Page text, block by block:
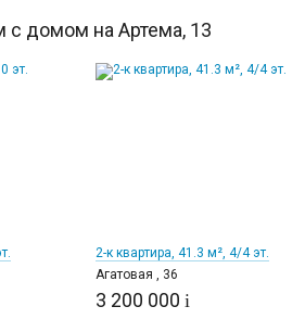
домом на Артема, 13
2-к квартира, 41.3 м², 4/4 эт.
Агатовая , 36
3 200 000 i